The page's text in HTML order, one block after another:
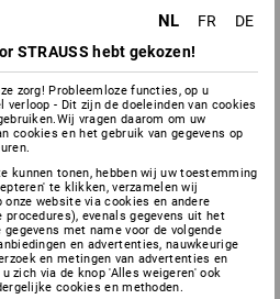
NL FR
DE
STRAUSS hebt gekozen!
zorg! Probleemloze functies, op u
verloop - Dit zijn de doeleinden van cookies
vragen daarom om uw
cookies en het gebruik van gegevens op
kunnen tonen, hebben wij uw toestemming
te klikken, verzamelen wij
website via cookies en andere
evenals gegevens uit het
met name voor de volgende
en advertenties, nauwkeurige
en metingen van advertenties en
zich via de knop 'Alles weigeren' ook
cookies en methoden.